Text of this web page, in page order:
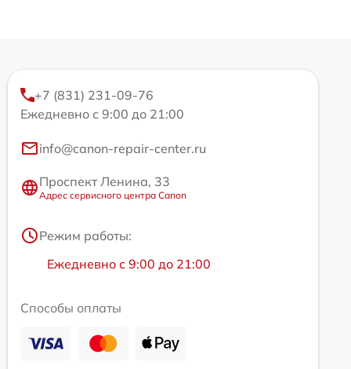
+7 (831) 231-09-76
Ежедневно с 9:00 до 21:00
info@canon-repair-center.ru
Проспект Ленина, 33
Адрес сервисного центра Canon
Режим работы:
Ежедневно с 9:00 до 21:00
Способы оплаты